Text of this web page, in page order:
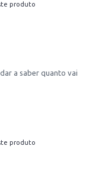
produto
a saber quanto vai
produto